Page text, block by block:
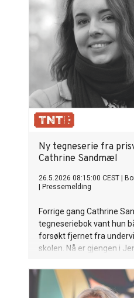
Ny tegneserie fra
Cathrine Sandmæl
26.5.2026 08:15:00 CEST
Pressemelding
Forrige gang Cathrine
tegneseriebok vant hun
forsøkt fjernet fra
skolen. Nå er gjengen i